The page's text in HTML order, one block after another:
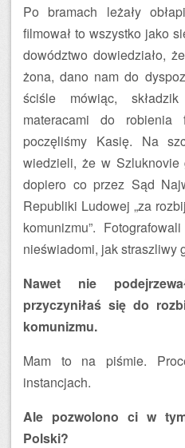
Po bramach leżały
filmował to wszystko jako
dowództwo dowiedziało,
żona, dano nam do
ściśle mówiąc,
materacami do robienia
poczęliśmy Kasię. Na
wiedzieli, że w
dopiero co przez Sąd
Republiki Ludowej „za
komunizmu”.
nieświadomi, jak straszliwy
Nawet nie
przyczyniłaś się do
komunizmu.
Mam to na piśmie.
instancjach.
Ale pozwolono ci w
Polski?